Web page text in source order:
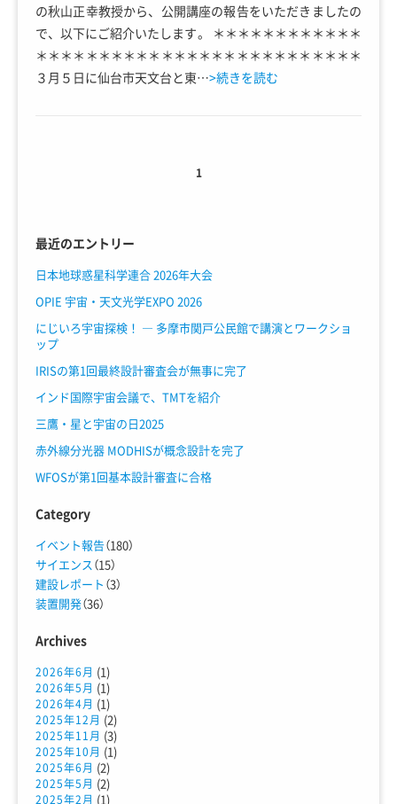
の秋山正幸教授から、公開講座の報告をいただきましたの
で、以下にご紹介いたします。 ＊＊＊＊＊＊＊＊＊＊＊＊
＊＊＊＊＊＊＊＊＊＊＊＊＊＊＊＊＊＊＊＊＊＊＊＊＊＊
３月５日に仙台市天文台と東…>続きを読む
1
最近のエントリー
日本地球惑星科学連合 2026年大会
OPIE 宇宙・天文光学EXPO 2026
にじいろ宇宙探検！ ― 多摩市関戸公民館で講演とワークショ
ップ
IRISの第1回最終設計審査会が無事に完了
インド国際宇宙会議で、TMTを紹介
三鷹・星と宇宙の日2025
赤外線分光器 MODHISが概念設計を完了
WFOSが第1回基本設計審査に合格
Category
イベント報告（180）
サイエンス （15）
建設レポート （3）
装置開発（36）
Archives
2026年6月 (1)
2026年5月 (1)
2026年4月 (1)
2025年12月 (2)
2025年11月 (3)
2025年10月 (1)
2025年6月 (2)
2025年5月 (2)
2025年2月 (1)